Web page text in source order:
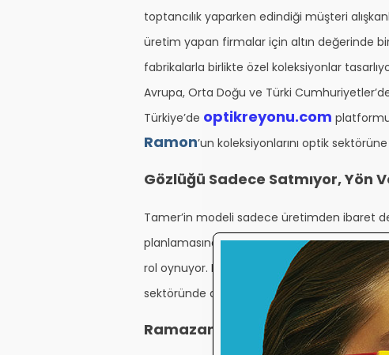
toptancılık yaparken edindiği müşteri
üretim yapan firmalar için altın değerinde
fabrikalarla birlikte özel koleksiyonlar
Avrupa, Orta Doğu ve Türki
Türkiye’de optikreyonu.com
Ramon’un koleksiyonlarını optik
Gözlüğü Sadece Satmıyor, Yön
Tamer’in modeli sadece üretimden ibaret
planlamasına, marka stratejisinden ihracat
rol oynuyor. Bu yaklaşım, onu sıradan bir
sektöründe danışılan ve yön belirleyen bir
Ramazan Tamer ile Kısa